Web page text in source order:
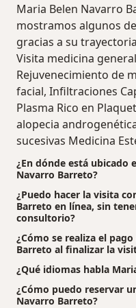
Maria Belen Navarro
mostramos algunos
gracias a su
Visita medicina
Rejuvenecimiento de
facial, Infiltraciones
Plasma Rico en
alopecia
sucesivas Medicina
¿En dónde está ubicado
Navarro Barreto?
¿Puedo hacer la visita
Barreto en línea, sin
consultorio?
¿Cómo se realiza el
Barreto al finalizar la
¿Qué idiomas habla
¿Cómo puedo reservar
Navarro Barreto?